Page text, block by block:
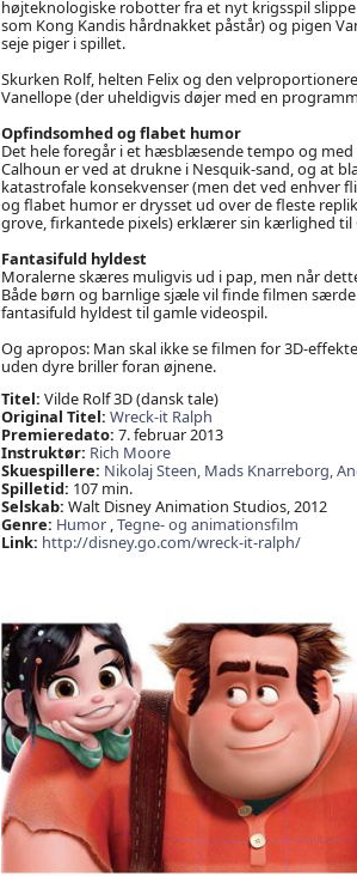
højteknologiske robotter fra et nyt krigsspil
som Kong Kandis hårdnakket påstår) og pigen
seje piger i spillet.
Skurken Rolf, helten Felix og den
Vanellope (der uheldigvis døjer med en
Opfindsomhed og flabet humor
Det hele foregår i et hæsblæsende tempo og
Calhoun er ved at drukne i Nesquik-sand, og at
katastrofale konsekvenser (men det ved enhver
og flabet humor er drysset ud over de fleste
grove, firkantede pixels) erklærer sin kærlighed til
Fantasifuld hyldest
Moralerne skæres muligvis ud i pap, men når
Både børn og barnlige sjæle vil finde filmen
fantasifuld hyldest til gamle videospil.
Og apropos: Man skal ikke se filmen for 3D-
uden dyre briller foran øjnene.
Titel: Vilde Rolf 3D (dansk tale)
Original Titel: Wreck-it Ralph
Premieredato: 7. februar 2013
Instruktør: Rich Moore
Skuespillere: Nikolaj Steen, Mads Knarreborg,
Spilletid: 107 min.
Selskab: Walt Disney Animation Studios, 2012
Genre: Humor,Tegne- og animationsfilm
Link: http://disney.go.com/wreck-it-ralph/